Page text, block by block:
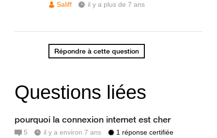
Saliff
il y a plus de 7 ans
Répondre à cette question
Questions liées
pourquoi la connexion internet est cher
5 il y a environ 7 ans 1 réponse certifiée